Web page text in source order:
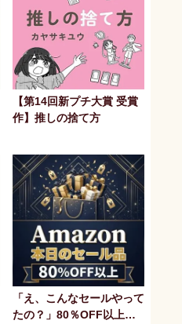
【第14回新プチ大賞 受賞
作】推しの捨て方
「え、こんなセールやって
たの？」80％OFF以上が